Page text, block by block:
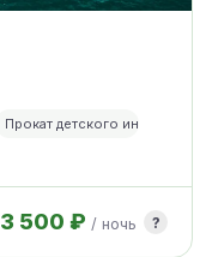
Прокат детского инвентаря
3 500 ₽ / ночь ?